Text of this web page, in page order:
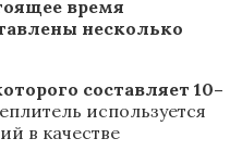
время
несколько
составляет 10–
используется
в качестве